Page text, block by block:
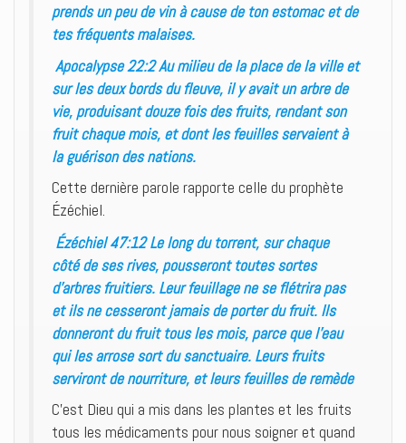
prends un peu de vin à cause de ton estomac et de
tes fréquents malaises.
Apocalypse 22:2 Au milieu de la place de la ville et
sur les deux bords du fleuve, il y avait un arbre de
vie, produisant douze fois des fruits, rendant son
fruit chaque mois, et dont les feuilles servaient à
la guérison des nations.
Cette dernière parole rapporte celle du prophète
Ézéchiel.
Ézéchiel 47:12 Le long du torrent, sur chaque
côté de ses rives, pousseront toutes sortes
d’arbres fruitiers. Leur feuillage ne se flétrira pas
et ils ne cesseront jamais de porter du fruit. Ils
donneront du fruit tous les mois, parce que l’eau
qui les arrose sort du sanctuaire. Leurs fruits
serviront de nourriture, et leurs feuilles de remède
C’est Dieu qui a mis dans les plantes et les fruits
tous les médicaments pour nous soigner et quand